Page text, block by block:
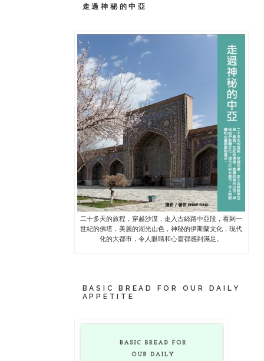
走過神秘的中亞
二十多天的旅程，穿越沙漠，走入古絲路中亞段，看到一
世紀的佛塔，美麗的湖光山色，神秘的伊斯蘭文化，現代
化的大都市，令人眼睛和心靈都感到滿足。
BASIC BREAD FOR OUR DAILY
APPETITE